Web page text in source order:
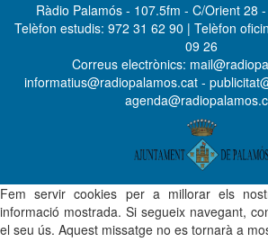
Ràdio Palamós - 107.5fm - C/Orient 28
Telèfon estudis: 972 31 62 90 | Telèfon
09 26
Correus electrònics:
informatius@radiopalamos.cat -
Fem servir cookies per a millorar els
informació mostrada. Si segueix navegant,
el seu ús. Aquest missatge no es tornarà a